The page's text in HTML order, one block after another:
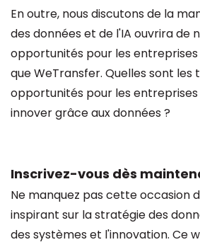
En outre, nous discutons de la
des données et de l'IA ouvrira de
opportunités pour les
que WeTransfer. Quelles sont les
opportunités pour les
innover grâce aux données ?
Inscrivez-vous dès
Ne manquez pas cette occasion
inspirant sur la stratégie des
des systèmes et l'innovation. Ce